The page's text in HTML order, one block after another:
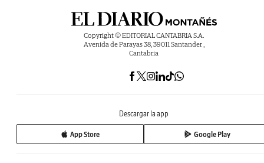
Copyright © EDITORIAL CANTABRIA S.A.
Avenida de Parayas 38, 39011 Santander ,
Cantabria
Descargar la app
App Store Google Play